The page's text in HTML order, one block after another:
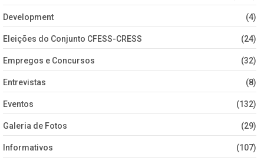
Development (4)
Eleições do Conjunto CFESS-CRESS (24)
Empregos e Concursos (32)
Entrevistas (8)
Eventos (132)
Galeria de Fotos (29)
Informativos (107)